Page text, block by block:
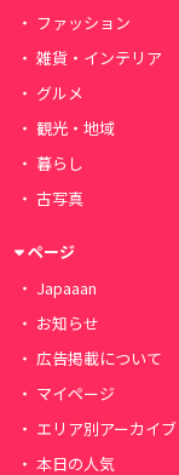
ファッション
雑貨・インテリア
グルメ
観光・地域
暮らし
古写真
ページ
Japaaan
お知らせ
広告掲載について
マイページ
エリア別アーカイブ
本日の人気